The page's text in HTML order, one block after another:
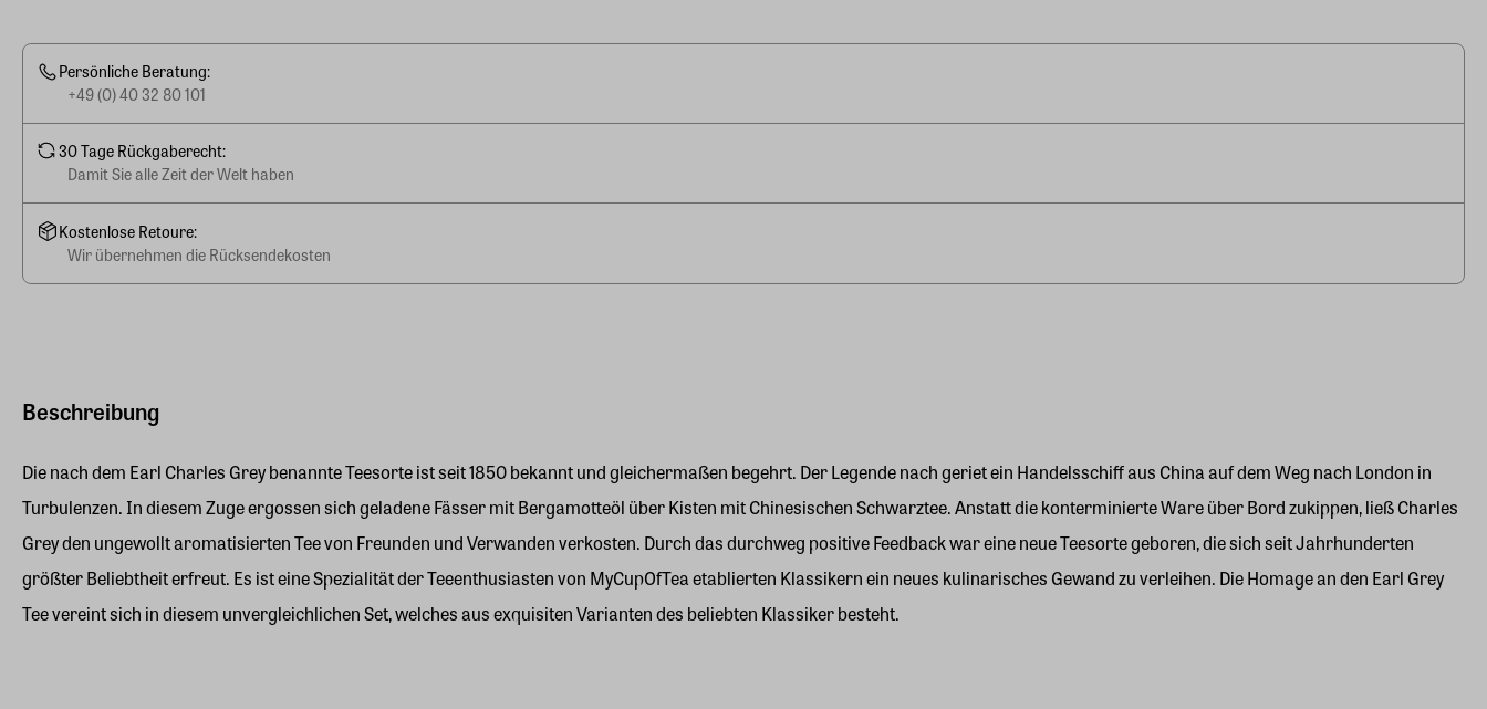
Beschreibung
Die nach dem Earl Charles Grey benannte Teesorte ist seit 1850 bekannt und gleichermaßen begehrt. Der Legende nach geriet ein Handelsschiff aus China auf dem Weg nach London in
Turbulenzen. In diesem Zuge ergossen sich geladene Fässer mit Bergamotteöl über Kisten mit Chinesischen Schwarztee. Anstatt die konterminierte Ware über Bord zukippen, ließ Charles
Grey den ungewollt aromatisierten Tee von Freunden und Verwanden verkosten. Durch das durchweg positive Feedback war eine neue Teesorte geboren, die sich seit Jahrhunderten
größter Beliebtheit erfreut. Es ist eine Spezialität der Teeenthusiasten von MyCupOfTea etablierten Klassikern ein neues kulinarisches Gewand zu verleihen. Die Homage an den Earl Grey
Tee vereint sich in diesem unvergleichlichen Set, welches aus exquisiten Varianten des beliebten Klassiker besteht.
Persönliche Beratung:
+49 (0) 40 32 80 101
30 Tage Rückgaberecht:
Damit Sie alle Zeit der Welt haben
Kostenlose Retoure:
Wir übernehmen die Rücksendekosten